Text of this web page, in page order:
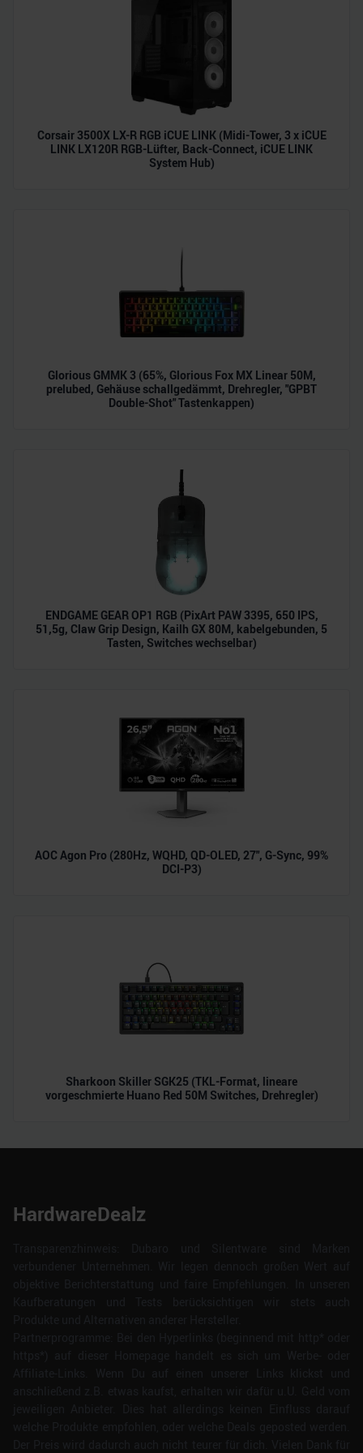
weiteren Daten zusammen, die Sie ihnen bereitgestellt
haben oder die sie im Rahmen Ihrer Nutzung der Dienste
Corsair 3500X LX-R RGB iCUE LINK (Midi-Tower, 3 x iCUE
LINK LX120R RGB-Lüfter, Back-Connect, iCUE LINK
System Hub)
Glorious GMMK 3 (65%, Glorious Fox MX Linear 50M,
prelubed, Gehäuse schallgedämmt, Drehregler, "GPBT
Double-Shot" Tastenkappen)
ENDGAME GEAR OP1 RGB (PixArt PAW 3395, 650 IPS,
51,5g, Claw Grip Design, Kailh GX 80M, kabelgebunden, 5
Tasten, Switches wechselbar)
AOC Agon Pro (280Hz, WQHD, QD-OLED, 27", G-Sync, 99%
DCI-P3)
Sharkoon Skiller SGK25 (TKL-Format, lineare
vorgeschmierte Huano Red 50M Switches, Drehregler)
HardwareDealz